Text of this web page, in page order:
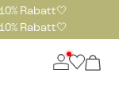
Rabatt🤍
Rabatt🤍